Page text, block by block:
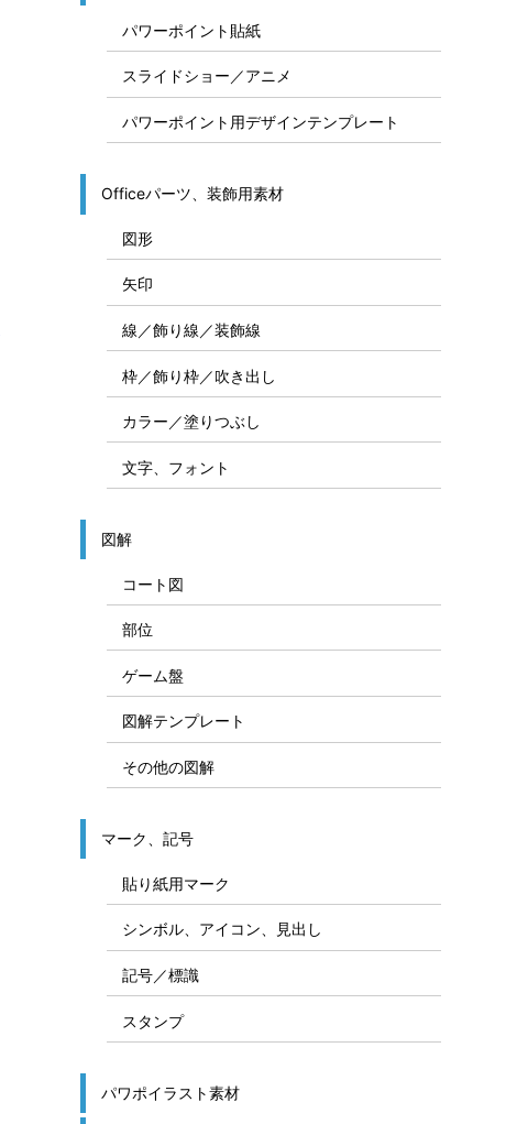
パワーポイント貼紙
スライドショー／アニメ
パワーポイント用デザインテンプレート
Officeパーツ、装飾用素材
図形
矢印
線／飾り線／装飾線
枠／飾り枠／吹き出し
カラー／塗りつぶし
文字、フォント
図解
コート図
部位
ゲーム盤
図解テンプレート
その他の図解
マーク、記号
貼り紙用マーク
シンボル、アイコン、見出し
記号／標識
スタンプ
パワポイラスト素材